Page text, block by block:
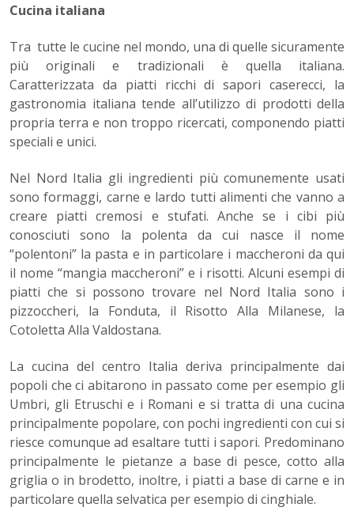
Cucina italiana
Tra tutte le cucine nel mondo, una di quelle sicuramente
più originali e tradizionali è quella italiana.
Caratterizzata da piatti ricchi di sapori caserecci, la
gastronomia italiana tende all’utilizzo di prodotti della
propria terra e non troppo ricercati, componendo piatti
speciali e unici.
Nel Nord Italia gli ingredienti più comunemente usati
sono formaggi, carne e lardo tutti alimenti che vanno a
creare piatti cremosi e stufati. Anche se i cibi più
conosciuti sono la polenta da cui nasce il nome
“polentoni” la pasta e in particolare i maccheroni da qui
il nome “mangia maccheroni” e i risotti. Alcuni esempi di
piatti che si possono trovare nel Nord Italia sono i
pizzoccheri, la Fonduta, il Risotto Alla Milanese, la
Cotoletta Alla Valdostana.
La cucina del centro Italia deriva principalmente dai
popoli che ci abitarono in passato come per esempio gli
Umbri, gli Etruschi e i Romani e si tratta di una cucina
principalmente popolare, con pochi ingredienti con cui si
riesce comunque ad esaltare tutti i sapori. Predominano
principalmente le pietanze a base di pesce, cotto alla
griglia o in brodetto, inoltre, i piatti a base di carne e in
particolare quella selvatica per esempio di cinghiale.